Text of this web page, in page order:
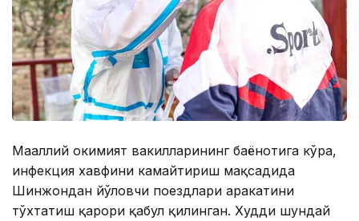
Маҳаллий ҳокимият вакилларининг баёнотига кўра,
инфекция хавфини камайтириш мақсадида
Шинжондан йўловчи поездлари ҳаракатини
тўхтатиш қарори қабул қилинган. Худди шундай